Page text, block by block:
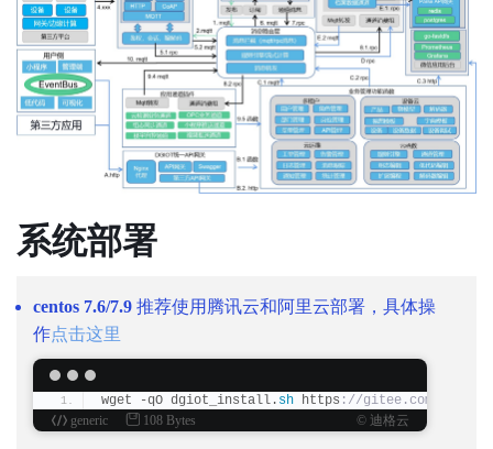
系统部署
centos 7.6/7.9 推荐使用腾讯云和阿里云部署，具体操
作点击这里
wget -qO dgiot_install. sh https ://gitee.com/
generic
108 Bytes © 迪格云